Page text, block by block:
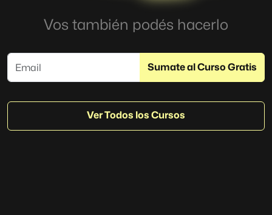
Vos también podés hacerlo
Ver Todos los Cursos